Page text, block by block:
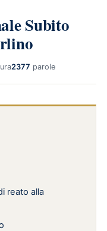
Subito
2377 parole
reato alla